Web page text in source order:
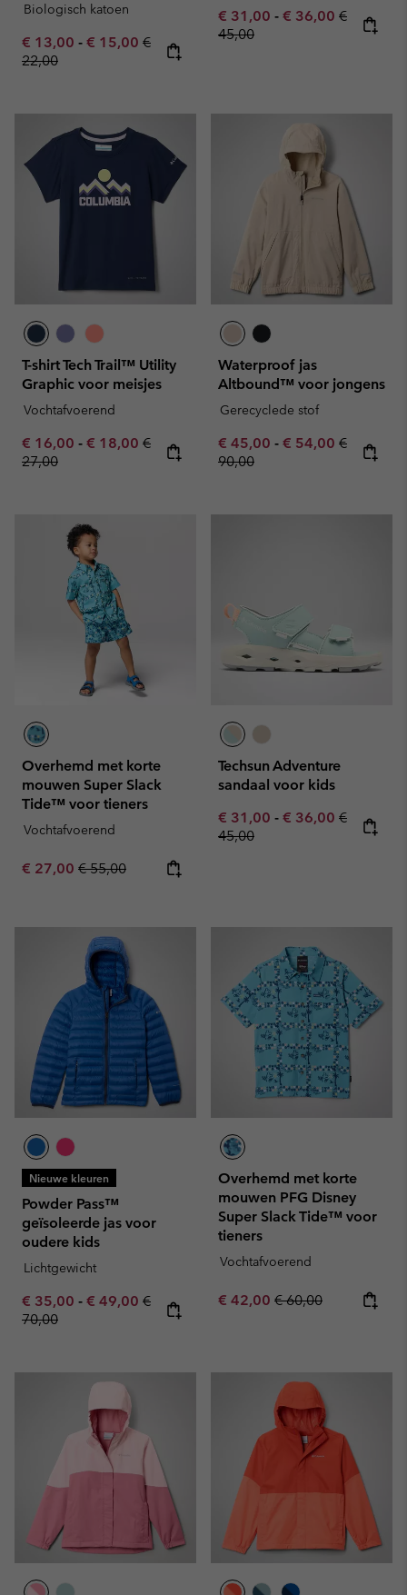
Biologisch katoen
Minimum sale price:
€ 13,00 - Maximum sale price:
€ 15,00 Regular price:
€
22,00
Minimum sale price:
€ 31,00 - Maximum sale
€ 36,00 Regular
€
45,00
T-shirt Tech Trail™ Utility
Graphic voor meisjes
Vochtafvoerend
Minimum sale price:
€ 16,00 - Maximum sale price:
€ 18,00 Regular price:
€
27,00
Waterproof jas
Altbound™ voor jongens
Gerecyclede stof
Minimum sale price:
€ 45,00 - Maximum sale
€ 54,00 Regular
€
90,00
Overhemd met korte
mouwen Super Slack
Tide™ voor tieners
Vochtafvoerend
Sale price:
€ 27,00 Regular price:
€ 55,00
Techsun Adventure
sandaal voor kids
Minimum sale price:
€ 31,00 - Maximum sale
€ 36,00 Regular
€
45,00
Nieuwe kleuren
Powder Pass™
geïsoleerde jas voor
oudere kids
Lichtgewicht
Minimum sale price:
€ 35,00 - Maximum sale price:
€ 49,00 Regular price:
€
70,00
Overhemd met korte
mouwen PFG Disney
Super Slack Tide™ voor
tieners
Vochtafvoerend
Sale price:
€ 42,00 Regular price:
€ 60,00